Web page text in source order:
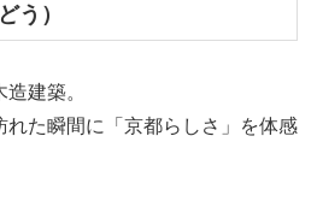
う）
建築。
れた瞬間に「京都らしさ」を体感